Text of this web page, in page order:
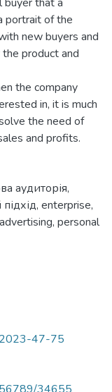
portrait of the
new buyers and
product and
the company
in, it is much
the need of
and profits.
аудиторія,
, enterprise,
, personal
47-75